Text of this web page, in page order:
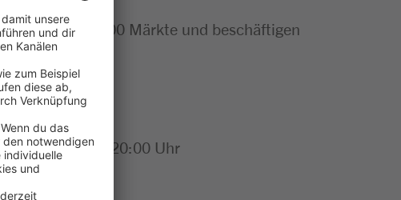
wir mehr als 300 Märkte und beschäftigen
12:00 - 20:00 Uhr